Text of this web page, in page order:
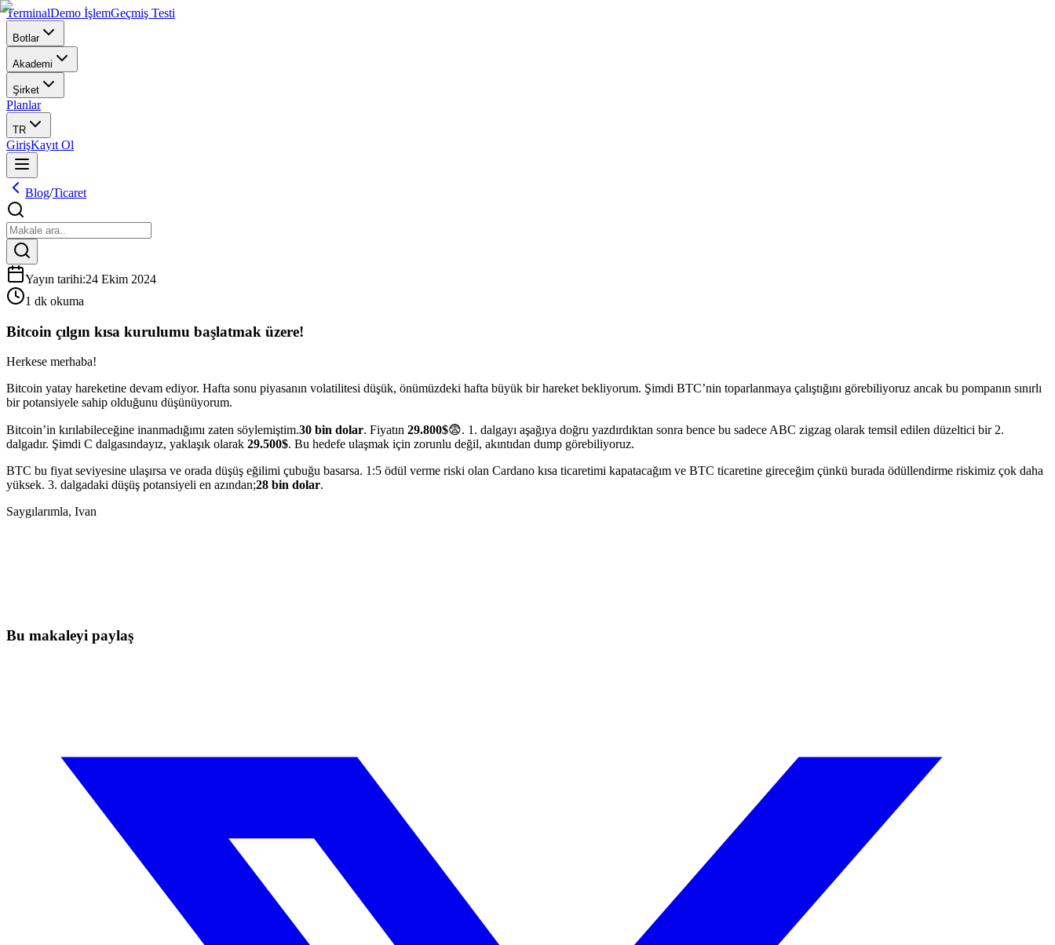
TerminalDemo İşlemGeçmiş Testi
Botlar
Akademi
Şirket
Planlar
TR
GirişKayıt Ol
Blog/Ticaret
Yayın tarihi:24 Ekim 2024
1 dk okuma
Bitcoin çılgın kısa kurulumu başlatmak üzere!
Herkese merhaba!
Bitcoin yatay hareketine devam ediyor. Hafta sonu piyasanın volatilitesi düşük, önümüzdeki hafta büyük bir hareket bekliyorum. Şimdi BTC’nin toparlanmaya çalıştığını görebiliyoruz ancak bu pompanın sınırlı
bir potansiyele sahip olduğunu düşünüyorum.
Bitcoin’in kırılabileceğine inanmadığımı zaten söylemiştim.30 bin dolar. Fiyatın 29.800$😨. 1. dalgayı aşağıya doğru yazdırdıktan sonra bence bu sadece ABC zigzag olarak temsil edilen düzeltici bir 2.
dalgadır. Şimdi C dalgasındayız, yaklaşık olarak 29.500$. Bu hedefe ulaşmak için zorunlu değil, akıntıdan dump görebiliyoruz.
BTC bu fiyat seviyesine ulaşırsa ve orada düşüş eğilimi çubuğu basarsa. 1:5 ödül verme riski olan Cardano kısa ticaretimi kapatacağım ve BTC ticaretine gireceğim çünkü burada ödüllendirme riskimiz çok daha
yüksek. 3. dalgadaki düşüş potansiyeli en azından;28 bin dolar.
Saygılarımla, Ivan
Bu makaleyi paylaş